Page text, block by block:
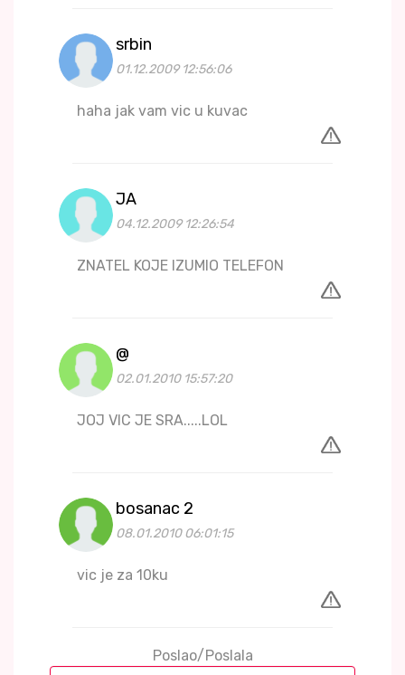
srbin
01.12.2009 12:56:06
haha jak vam vic u kuvac
JA
04.12.2009 12:26:54
ZNATEL KOJE IZUMIO TELEFON
@
02.01.2010 15:57:20
JOJ VIC JE SRA.....LOL
bosanac 2
08.01.2010 06:01:15
vic je za 10ku
Poslao/Poslala